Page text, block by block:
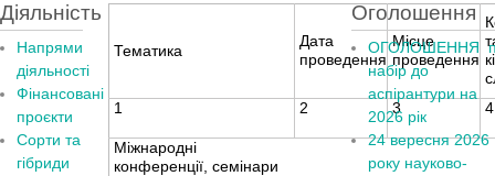
Тематика
Дата
проведення
Місце
проведення
1
2 3 4
Міжнародні
конференції, семінари
Діяльність
Напрями
діяльності
Фінансовані
проєкти
Сорти та
гібриди
Оголошення
ОГОЛОШЕННЯ
набір до
аспірантури на
2026 рік
24 вересня 2026
року науково-